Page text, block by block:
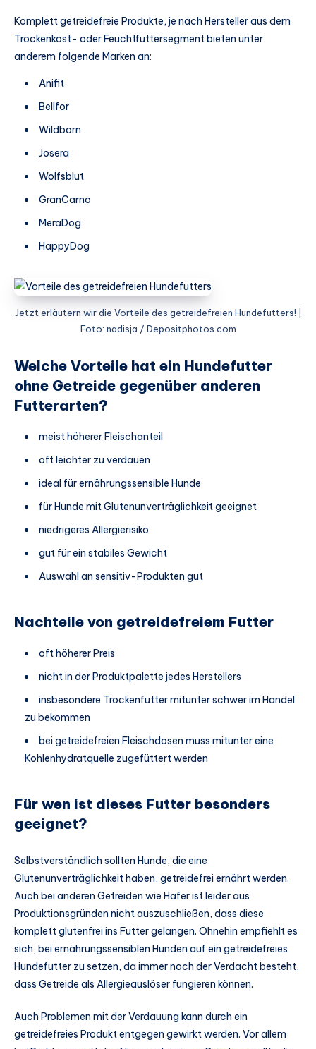
Komplett getreidefreie Produkte, je nach Hersteller aus dem
Trockenkost- oder Feuchtfuttersegment bieten unter
anderem folgende Marken an:
Anifit
Bellfor
Wildborn
Josera
Wolfsblut
GranCarno
MeraDog
HappyDog
Jetzt erläutern wir die Vorteile des getreidefreien Hundefutters! |
Foto: nadisja / Depositphotos.com
Welche Vorteile hat ein Hundefutter
ohne Getreide gegenüber anderen
Futterarten?
meist höherer Fleischanteil
oft leichter zu verdauen
ideal für ernährungssensible Hunde
für Hunde mit Glutenunverträglichkeit geeignet
niedrigeres Allergierisiko
gut für ein stabiles Gewicht
Auswahl an sensitiv-Produkten gut
Nachteile von getreidefreiem Futter
oft höherer Preis
nicht in der Produktpalette jedes Herstellers
insbesondere Trockenfutter mitunter schwer im Handel
zu bekommen
bei getreidefreien Fleischdosen muss mitunter eine
Kohlenhydratquelle zugefüttert werden
Für wen ist dieses Futter besonders
geeignet?
Selbstverständlich sollten Hunde, die eine
Glutenunverträglichkeit haben, getreidefrei ernährt werden.
Auch bei anderen Getreiden wie Hafer ist leider aus
Produktionsgründen nicht auszuschließen, dass diese
komplett glutenfrei ins Futter gelangen. Ohnehin empfiehlt es
sich, bei ernährungssensiblen Hunden auf ein getreidefreies
Hundefutter zu setzen, da immer noch der Verdacht besteht,
dass Getreide als Allergieauslöser fungieren können.
Auch Problemen mit der Verdauung kann durch ein
getreidefreies Produkt entgegen gewirkt werden. Vor allem